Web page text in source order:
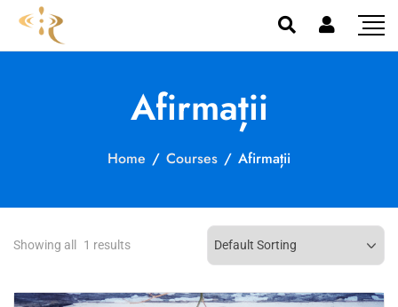
Afirmații
Home / Courses / Afirmații
Showing all 1 results